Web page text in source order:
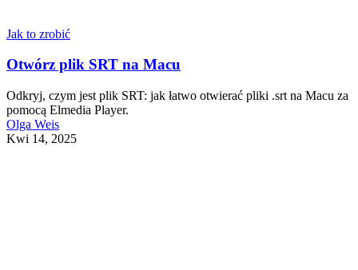
Jak to zrobić
Otwórz plik SRT na Macu
Odkryj, czym jest plik SRT: jak łatwo otwierać pliki .srt na Macu za
pomocą Elmedia Player.
Olga Weis
Kwi 14, 2025